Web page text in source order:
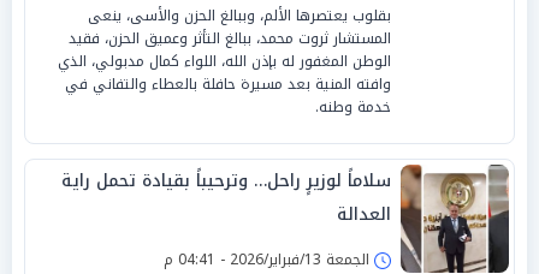
بقلوب يعتصرها الألم، وببالغ الحزن والأسى، ينعى
المستشار ثروت محمد، ببالغ التأثر وعميق الحزن، فقيد
الوطن المغفور له بإذن الله، اللواء كمال مدبولي، الذي
وافته المنية بعد مسيرة حافلة بالعطاء والتفاني في
خدمة وطنه.
سلاماً لوزيرٍ راحل… وترحيباً بقيادة تحمل راية
العدالة
الجمعة 13/فبراير/2026 - 04:41 م